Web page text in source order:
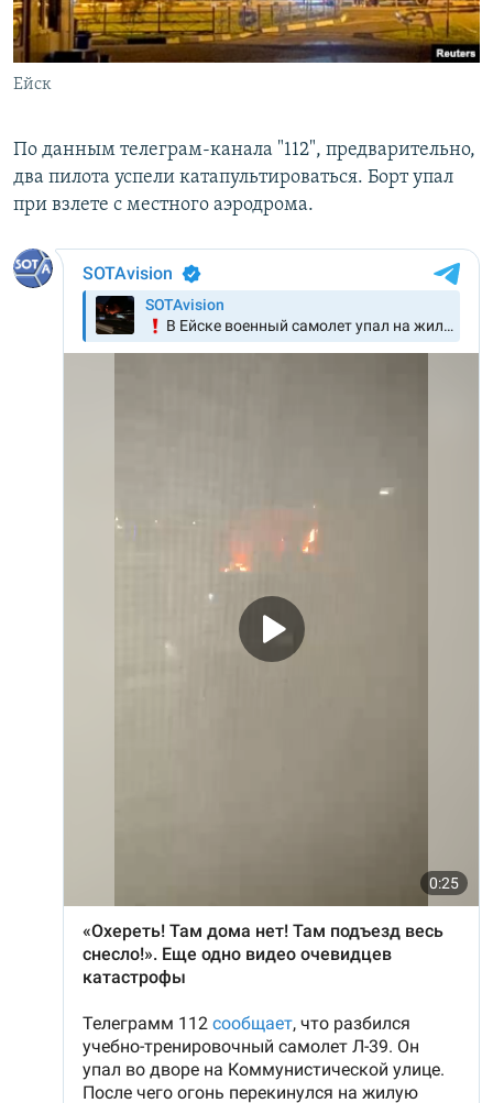
Ейск
По данным телеграм-канала "112", предварительно,
два пилота успели катапультироваться. Борт упал
при взлете с местного аэродрома.